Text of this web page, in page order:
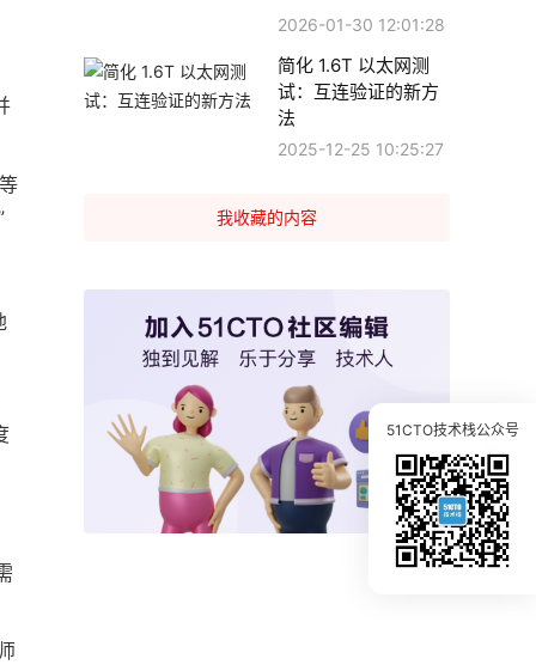
2026-01-30 12:01:28
简化 1.6T 以太网测
试：互连验证的新方
法
2025-12-25 10:25:27
我收藏的内容
51CTO技术栈公众号